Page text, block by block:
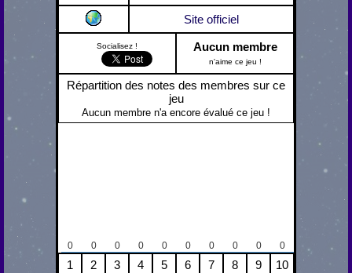
Site officiel
Socialisez ! Aucun membre
n'aime ce jeu !
Répartition des notes des membres sur ce
jeu
Aucun membre n'a encore évalué ce jeu !
0 0 0 0 0 0 0 0 0 0
1 2 3 4 5 6 7 8 9 10